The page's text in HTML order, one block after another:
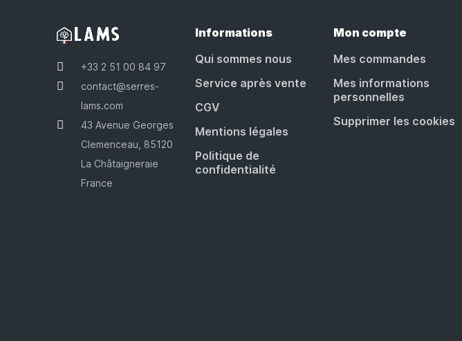
+33 2 51 00 84 97
contact@serres-
lams.com
43 Avenue Georges
Clemenceau, 85120
La Châtaigneraie
France
Informations
Qui sommes nous
Service après vente
CGV
Mentions légales
Politique de
confidentialité
Mon compte
Mes commandes
Mes informations
personnelles
Supprimer les cookies